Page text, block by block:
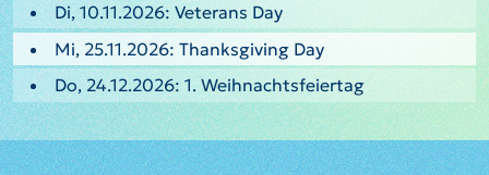
Di, 10.11.2026: Veterans Day
Mi, 25.11.2026: Thanksgiving Day
Do, 24.12.2026: 1. Weihnachtsfeiertag